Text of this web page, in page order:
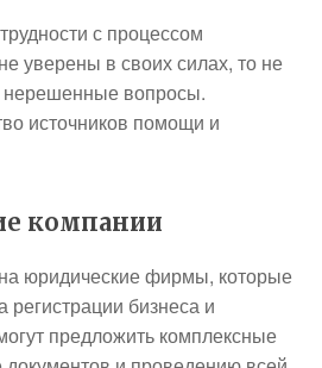
с процессом
уверены в своих силах, то не
нерешенные вопросы.
источников помощи и
компании
юридические фирмы, которые
регистрации бизнеса и
предложить комплексные